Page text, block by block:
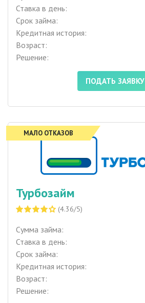
Ставка в день:
Срок займа:
Кредитная история:
Возраст:
Решение:
ПОДАТЬ ЗАЯВКУ
МАЛО ОТКАЗОВ
Турбозайм
(4.36/5)
Сумма займа:
Ставка в день:
Срок займа:
Кредитная история:
Возраст:
Решение: